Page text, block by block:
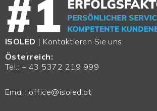
ISOLED | Kontaktieren Sie uns:
Österreich:
Tel.: + 43 5372 219 999
Email: office@isoled.at